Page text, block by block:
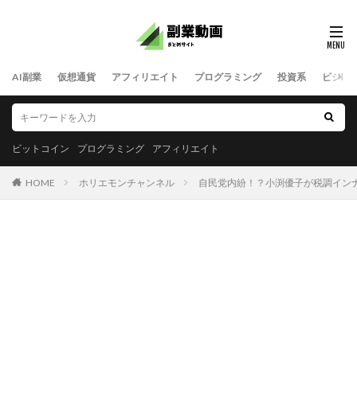
AI副業 仮想通貨 アフィリエイト プログラミング 投資系 ビジネ
ビットコイン プログラミング アフィリエイト
HOME ホリエモンチャンネル 自民党内紛！？小渕優子が税調イ